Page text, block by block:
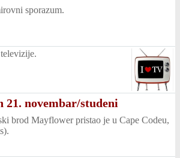
sporazum.
21. novembar/studeni
brod Mayflower pristao je u Cape Codeu,